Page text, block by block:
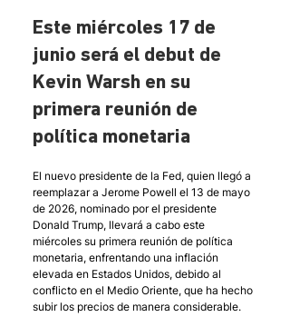
Este miércoles 17 de
junio será el debut de
Kevin Warsh en su
primera reunión de
política monetaria
El nuevo presidente de la Fed, quien llegó a
reemplazar a Jerome Powell el 13 de mayo
de 2026, nominado por el presidente
Donald Trump, llevará a cabo este
miércoles su primera reunión de política
monetaria, enfrentando una inflación
elevada en Estados Unidos, debido al
conflicto en el Medio Oriente, que ha hecho
subir los precios de manera considerable.